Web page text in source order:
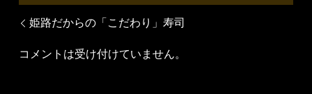
姫路だからの「こだわり」寿司
コメントは受け付けていません。